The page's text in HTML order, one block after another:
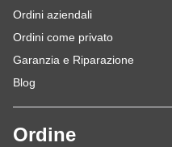
Ordini aziendali
Ordini come privato
Garanzia e Riparazione
Blog
Ordine